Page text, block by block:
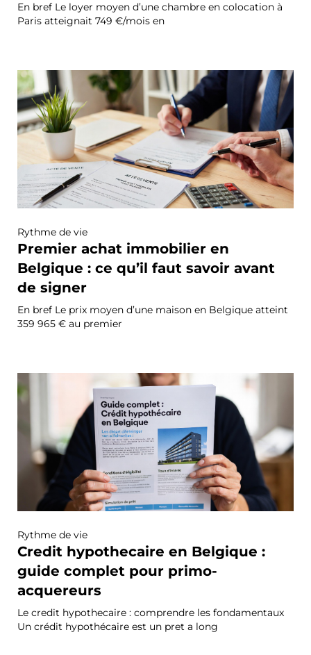
En bref Le loyer moyen d’une chambre en colocation à
Paris atteignait 749 €/mois en
Rythme de vie
Premier achat immobilier en
Belgique : ce qu’il faut savoir avant
de signer
En bref Le prix moyen d’une maison en Belgique atteint
359 965 € au premier
Rythme de vie
Credit hypothecaire en Belgique :
guide complet pour primo-
acquereurs
Le credit hypothecaire : comprendre les fondamentaux
Un crédit hypothécaire est un pret a long